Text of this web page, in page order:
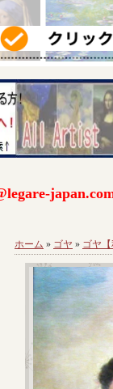
ホーム » ゴヤ » ゴヤ